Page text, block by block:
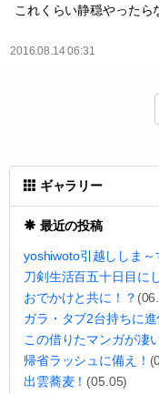
これくらい静穏やった
2016.08.14 06:31
ギャラリー
最近の投稿
yoshiwoto引越ししま～
刀剣生活百五十日目に
おでかけと共に！？
ガラ・タブ2台持ちに進
この借りたマンガが凄
帰省ラッシュに備え！
出雲蕎麦！ (05.05)